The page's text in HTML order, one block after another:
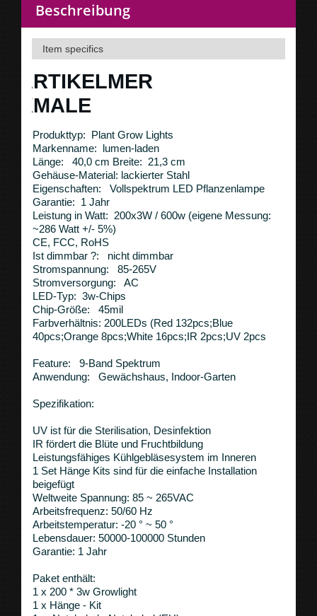
Beschreibung
Item specifics
ARTIKELMER
KMALE
Produkttyp: Plant Grow Lights
Markenname: lumen-laden
Länge: 40,0 cm Breite: 21,3 cm
Gehäuse-Material: lackierter Stahl
Eigenschaften: Vollspektrum LED Pflanzenlampe
Garantie: 1 Jahr
Leistung in Watt: 200x3W / 600w (eigene Messung:
~286 Watt +/- 5%)
CE, FCC, RoHS
Ist dimmbar ?: nicht dimmbar
Stromspannung: 85-265V
Stromversorgung: AC
LED-Typ: 3w-Chips
Chip-Größe: 45mil
Farbverhältnis: 200LEDs (Red 132pcs;Blue
40pcs;Orange 8pcs;White 16pcs;IR 2pcs;UV 2pcs
Feature: 9-Band Spektrum
Anwendung: Gewächshaus, Indoor-Garten
Spezifikation:
UV ist für die Sterilisation, Desinfektion
IR fördert die Blüte und Fruchtbildung
Leistungsfähiges Kühlgebläsesystem im Inneren
1 Set Hänge Kits sind für die einfache Installation
beigefügt
Weltweite Spannung: 85 ~ 265VAC
Arbeitsfrequenz: 50/60 Hz
Arbeitstemperatur: -20 ° ~ 50 °
Lebensdauer: 50000-100000 Stunden
Garantie: 1 Jahr
Paket enthält:
1 x 200 * 3w Growlight
1 x Hänge - Kit